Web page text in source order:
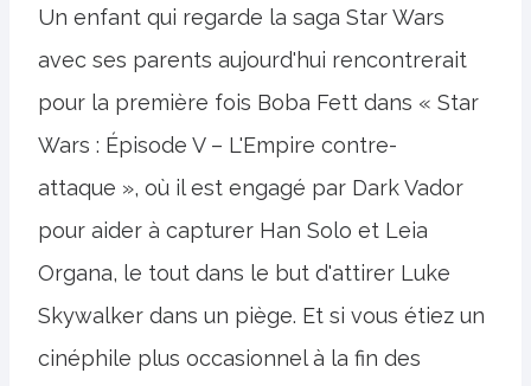
Un enfant qui regarde la saga Star Wars
avec ses parents aujourd'hui rencontrerait
pour la première fois Boba Fett dans « Star
Wars : Épisode V – L'Empire contre-
attaque », où il est engagé par Dark Vador
pour aider à capturer Han Solo et Leia
Organa, le tout dans le but d'attirer Luke
Skywalker dans un piège. Et si vous étiez un
cinéphile plus occasionnel à la fin des